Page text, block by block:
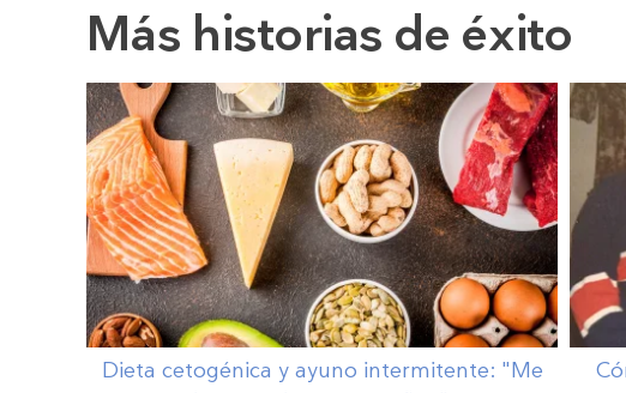
Más historias de éxito
Dieta cetogénica y ayuno intermitente: "Me